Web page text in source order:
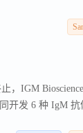
，IGM
开发 6 种 IgM